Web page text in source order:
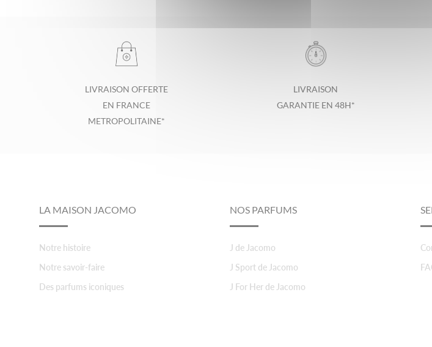
LIVRAISON OFFERTE
EN FRANCE
METROPOLITAINE*
LIVRAISON
GARANTIE EN 48H*
LA MAISON JACOMO
Notre histoire
Notre savoir-faire
Des parfums iconiques
NOS PARFUMS
J de Jacomo
J Sport de Jacomo
J For Her de Jacomo